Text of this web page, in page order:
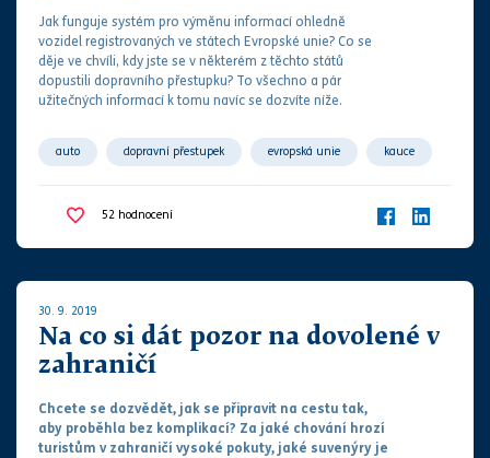
Jak funguje systém pro výměnu informací ohledně
vozidel registrovaných ve státech Evropské unie? Co se
děje ve chvíli, kdy jste se v některém z těchto států
dopustili dopravního přestupku? To všechno a pár
užitečných informací k tomu navíc se dozvíte níže.
auto dopravní přestupek evropská unie kauce
pokuta správní orgán vozidlo
zahraničí
52 hodnocení
30. 9. 2019
Na co si dát pozor na dovolené v
zahraničí
Chcete se dozvědět, jak se připravit na cestu tak,
aby proběhla bez komplikací? Za jaké chování hrozí
turistům v zahraničí vysoké pokuty, jaké suvenýry je